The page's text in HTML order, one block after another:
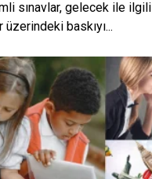
sınavlar, gelecek ile
baskıyı...